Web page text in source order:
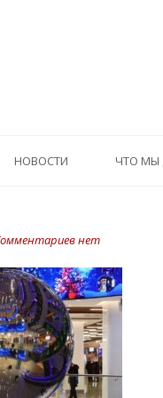
HОВОСТИ ЧТО МЫ
нет